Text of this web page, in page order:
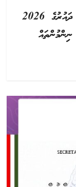
ހައްދުންމަތީ އިސްދޫ ކައުންސިލްގެ 05 ވަނަ ދައުރުގެ 2026